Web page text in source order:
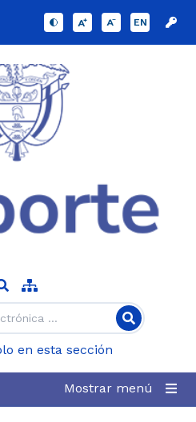
EN
en esta sección
Mostrar menú